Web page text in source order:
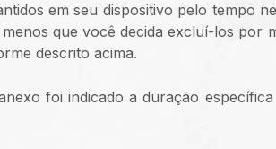
em seu dispositivo pelo tempo
que você decida excluí-los por
descrito acima.
foi indicado a duração